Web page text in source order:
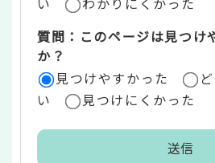
質問：このページは見つけ
か？
見つけやすかった
い
見つけにくかった